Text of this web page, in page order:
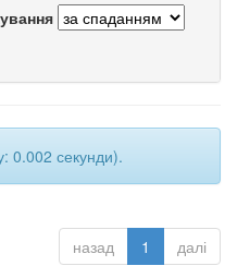
0.002 секунди).
назад 1 далі